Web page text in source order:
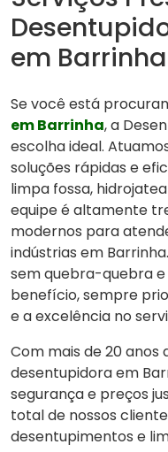
em Barrinha
Se você está
em Barrinha, a
escolha ideal.
soluções rápidas e
limpa fossa,
equipe é altamente
modernos para
indústrias em
sem quebra-quebra
benefício, sempre
e a excelência no
Com mais de 20 anos
desentupidora em
segurança e preços
total de nossos
desentupimentos e